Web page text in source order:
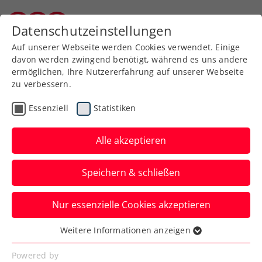
Zurück zur Newsübersicht
Turniere
Die neue ÖTV-
Seniorenrangliste ist da
Mit 17. Juli 2025 ist das nationale Ranking
für Senior:innen offiziell eingeführt.
Verfasst von: Manuel Wachta, 17.07.2025
Datenschutzeinstellungen
Auf unserer Webseite werden Cookies verwendet. Einige
davon werden zwingend benötigt, während es uns andere
ermöglichen, Ihre Nutzererfahrung auf unserer Webseite
zu verbessern.
Essenziell Statistiken
Alle akzeptieren
Speichern & schließen
Nur essenzielle Cookies akzeptieren
Essenziell
Essenzielle Cookies werden für grundlegende
Weitere Informationen anzeigen
Powered by